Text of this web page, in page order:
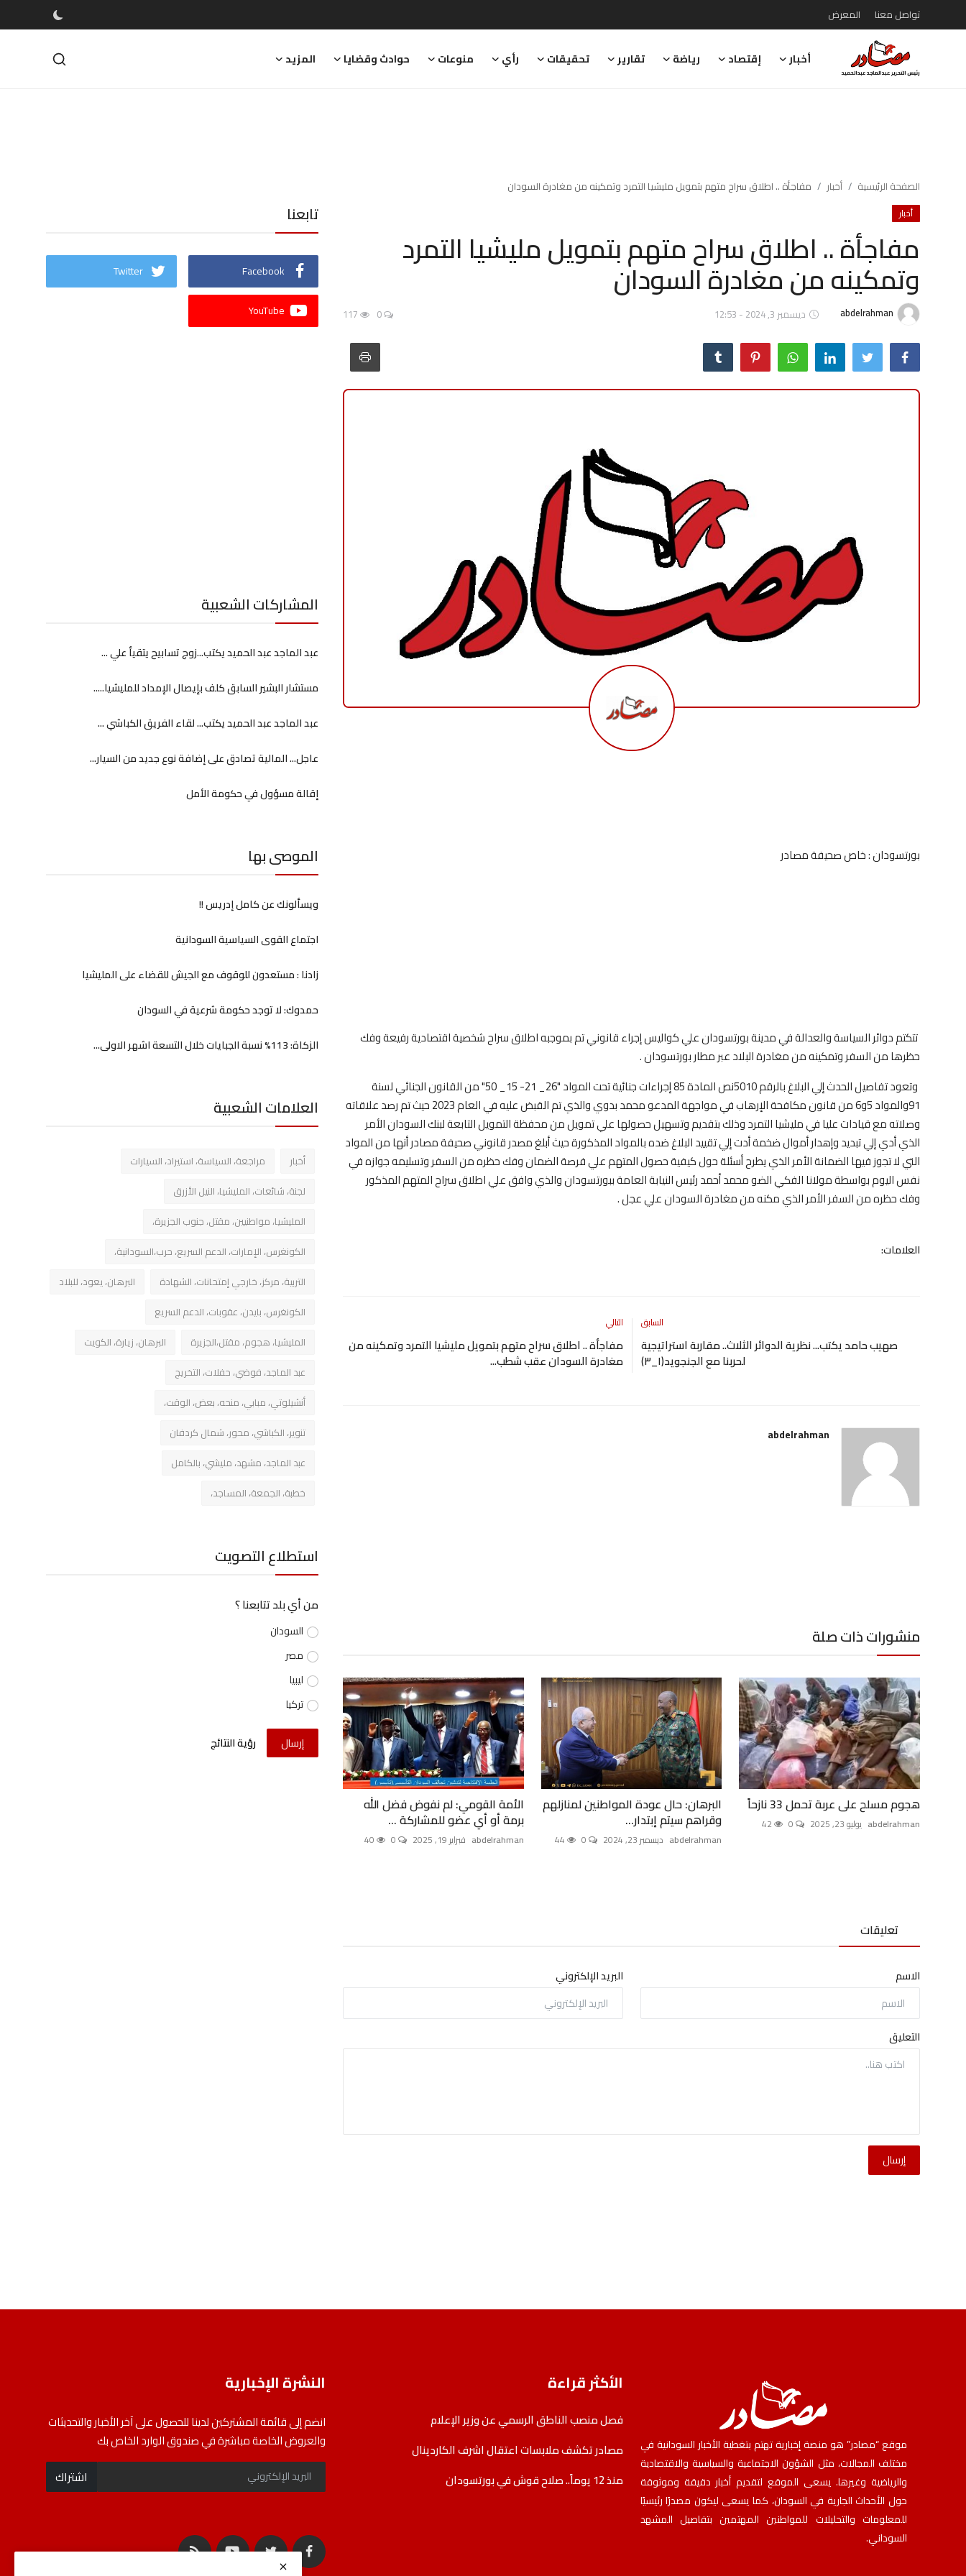
تواصل معنا المعرض
أخبار إقتصاد رياضة تقارير تحقيقات رأي منوعات حوادث وقضايا المزيد
تحقيقات
حوادث وقضايا
الصفحة الرئيسية أخبار مفاجأة .. اطلاق سراح متهم بتمويل مليشيا التمرد وتمكينه من مغادرة السودان
أخبار
مفاجأة .. اطلاق سراح متهم بتمويل مليشيا التمرد
وتمكينه من مغادرة السودان
abdelrahman ديسمبر 3, 2024 - 12:53 0
117
بورتسودان : خاص صحيفة مصادر
تتكتم دوائر السياسة والعدالة في مدينة بورتسودان علي كواليس إجراء قانوني تم بموجبه اطلاق سراح شخصية اقتصادية رفيعة وفك
حظرها من السفر وتمكينه من مغادرة البلاد عبر مطار بورتسودان .
وتعود تفاصيل الحدث إلي البلاغ بالرقم 5010نص المادة 85 إجراءات جنائية تحت المواد "26_ 21- 15_ 50" من القانون الجنائي لسنة
91والمواد 5و6 من قانون مكافحة الإرهاب في مواجهة المدعو محمد بدوي والذي تم القبض عليه في العام 2023 حيث تم رصد علاقاته
وصلاته مع قيادات عليا في مليشيا التمرد وذلك بتقديم وتسهيل حصولها علي تمويل من محفظة التمويل التابعة لبنك السودان الأمر
الذي أدي إلي تبديد وإهدار أموال ضخمة أدت إلي تقييد البلاغ ضده بالمواد المذكورة حيث أبلغ مصدر قانوني صحيفة مصادر أنها من المواد
التي لا تجوز فيها الضمانة الأمر الذي يطرح أسئلة حول كيفية حصول المتهم علي فرصة الضمان وفك حظره من السفر وتسليمه جوازه في
نفس اليوم بواسطة مولانا الفكي الضو محمد أحمد رئيس النيابة العامة ببورتسودان والذي وافق علي اطلاق سراح المتهم المذكور
وفك حظره من السفر الأمر الذي مكنه من مغادرة السودان علي عجل .
العلامات:
السابق
صهيب حامد يكتب... نظرية الدوائر الثلاث.. مقاربة استراتيجية
لحربنا مع الجنجويد(١_٣)
التالي
مفاجأة .. اطلاق سراح متهم بتمويل مليشيا التمرد وتمكينه من
مغادرة السودان عقب شطب...
abdelrahman
منشورات ذات صلة
هجوم مسلح على عربة تحمل 33 نازحاً
abdelrahman يوليو 23, 2025
البرهان: حال عودة المواطنين لمنازلهم
وقراهم سيتم إبتدار...
abdelrahman ديسمبر 23, 2024 0
44
الأمة القومي: لم نفوض فضل الله
برمة أو أي عضو للمشاركة ...
abdelrahman فبراير 19, 2025
تعليقات
الاسم البريد الإلكتروني
التعليق
إرسال
تابعنا
Facebook
Twitter
YouTube
المشاركات الشعبية
عبد الماجد عبد الحميد يكتب...زوج تسابيح يتقيأ علي ...
مستشار البشير السابق كلف بإيصال الإمداد للمليشيا.....
عبد الماجد عبد الحميد يكتب... لقاء الفريق الكباشي ...
عاجل... المالية تصادق على إضافة نوع جديد من السيار...
إقالة مسؤول في حكومة الأمل
الموصى بها
ويسألونك عن كامل إدريس !!
اجتماع القوى السياسية السودانية
زادنا : مستعدون للوقوف مع الجيش للقضاء على المليشيا
حمدوك: لا توجد حكومة شرعية في السودان
الزكاة: 113% نسبة الجبايات خلال التسعة اشهر الاولى...
العلامات الشعبية
أخبار
مراجعة، السياسة، استيراد، السيارات
لجنة، شائعات، المليشيا، النيل الأزرق
المليشيا، مواطنيين، مقتل، جنوب الجزيرة،
الكونغرس، الإمارات، الدعم السريع، حرب،السودانية،
التربية، مركز، خارجي إمتحانات، الشهادة
البرهان، يعود، للبلاد
الكونغرس، بايدن، عقوبات، الدعم السريع
المليشيا، هجوم، مقتل،الجزيرة
البرهان، زيارة، الكويت
عبد الماجد، فوضي، حفلات، التخريج
أنشيلوتي، مبابي، منحه، بعض، الوقت،
تنوير، الكباشي، محور، شمال كردفان
عبد الماجد، مشهد، مليشي، بالكامل
خطبة، الجمعة، المساجد،
استطلاع التصويت
من أي بلد تتابعنا ؟
السودان
مصر
ليبيا
تركيا
إرسال رؤية النتائج
موقع “مصادر” هو منصة إخبارية تهتم بتغطية الأخبار السودانية في
مختلف المجالات، مثل الشؤون الاجتماعية والسياسية والاقتصادية
والرياضية وغيرها. يسعى الموقع لتقديم أخبار دقيقة وموثوقة
حول الأحداث الجارية في السودان، كما يسعى ليكون مصدرًا رئيسيًا
للمعلومات والتحليلات للمواطنين المهتمين بتفاصيل المشهد
السوداني.
الأكثر قراءة
فصل منصب الناطق الرسمي عن وزير الإعلام
مصادر تكشف ملابسات اعتقال اشرف الكاردينال
منذ 12 يوماً.. صلاح قوش في بورتسودان
النشرة الإخبارية
انضم إلى قائمة المشتركين لدينا للحصول على آخر الأخبار والتحديثات
والعروض الخاصة مباشرة في صندوق الوارد الخاص بك
اشتراك